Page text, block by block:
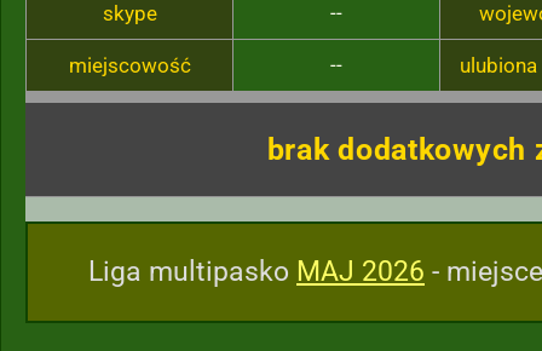
skype --
miejscowość --
brak dodatkowych
Liga multipasko MAJ 2026 -